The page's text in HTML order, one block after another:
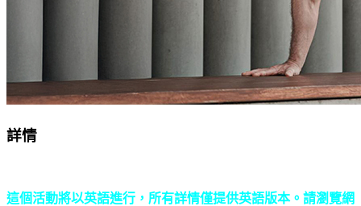
詳情
這個活動將以英語進行，所有詳情僅提供英語版本。請瀏覽網